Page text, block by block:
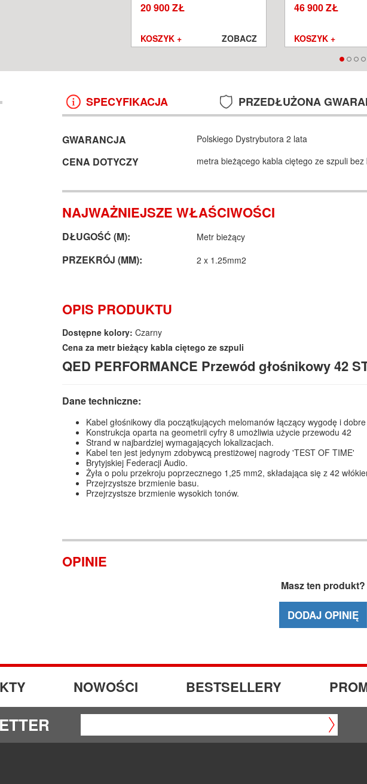
20 900 ZŁ
KOSZYK + ZOBACZ
46 900 ZŁ
KOSZYK +
SPECYFIKACJA PRZEDŁUŻONA
GWARANCJA Polskiego Dystrybutora 2 lata
CENA DOTYCZY metra bieżącego kabla ciętego ze szpuli bez
NAJWAŻNIEJSZE WŁAŚCIWOŚCI
DŁUGOŚĆ (M): Metr bieżący
PRZEKRÓJ (MM): 2 x 1.25mm2
OPIS PRODUKTU
Dostępne kolory: Czarny
Cena za metr bieżący kabla ciętego ze szpuli
QED PERFORMANCE Przewód głośnikowy 42
Dane techniczne:
Kabel głośnikowy dla początkujących melomanów łączący wygodę i
Konstrukcja oparta na geometrii cyfry 8 umożliwia użycie przewodu 42
Strand w najbardziej wymagających lokalizacjach.
Kabel ten jest jedynym zdobywcą prestiżowej nagrody 'TEST OF TIME'
Brytyjskiej Federacji Audio.
Żyła o polu przekroju poprzecznego 1,25 mm2, składająca się z 42
Przejrzystsze brzmienie basu.
Przejrzystsze brzmienie wysokich tonów.
OPINIE
Masz ten produkt?
DODAJ OPINIĘ
NOWOŚCI BESTSELLERY